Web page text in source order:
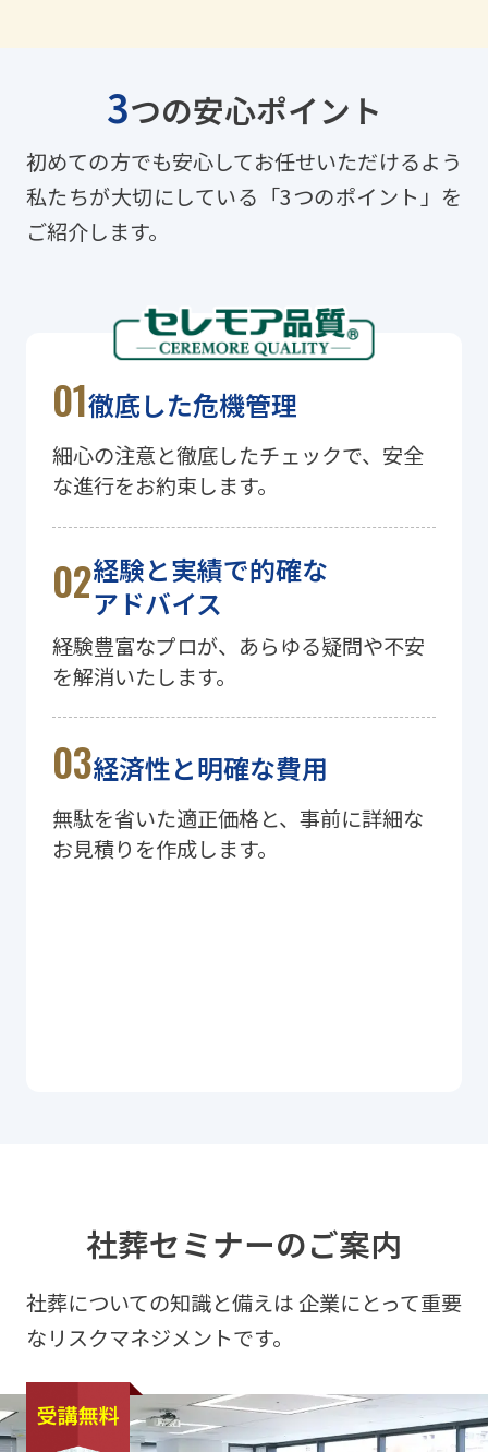
3つの安心ポイント
初めての方でも安心してお任せいただけるよう
私たちが大切にしている「3つのポイント」を
ご紹介します。
徹底した危機管理
細心の注意と徹底したチェックで、安全
な進行をお約束します。
経験と実績で的確な
アドバイス
経験豊富なプロが、あらゆる疑問や不安
を解消いたします。
経済性と明確な費用
無駄を省いた適正価格と、事前に詳細な
お見積りを作成します。
社葬セミナーのご案内
社葬についての知識と備えは 企業にとって重要
なリスクマネジメントです。